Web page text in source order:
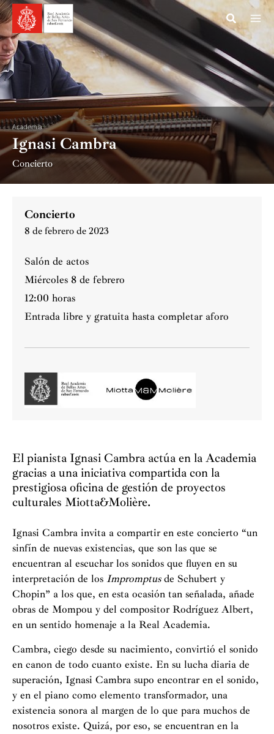
Ir
al
contenido
Academia
Ignasi Cambra
Concierto
Concierto
8 de febrero de 2023
Salón de actos
Miércoles 8 de febrero
12:00 horas
Entrada libre y gratuita hasta completar aforo
El pianista Ignasi Cambra actúa en la Academia
gracias a una iniciativa compartida con la
prestigiosa oficina de gestión de proyectos
culturales Miotta&Molière.
Ignasi Cambra invita a compartir en este concierto “un
sinfín de nuevas existencias, que son las que se
encuentran al escuchar los sonidos que fluyen en su
interpretación de los Impromptusde Schubert y
Chopin” a los que, en esta ocasión tan señalada, añade
obras de Mompou y del compositor Rodríguez Albert,
en un sentido homenaje a la Real Academia.
Cambra, ciego desde su nacimiento, convirtió el sonido
en canon de todo cuanto existe. En su lucha diaria de
superación, Ignasi Cambra supo encontrar en el sonido,
y en el piano como elemento transformador, una
existencia sonora al margen de lo que para muchos de
nosotros existe. Quizá, por eso, se encuentran en la